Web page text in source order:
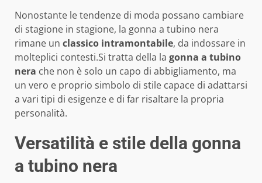
Nonostante le tendenze di moda possano cambiare
di stagione in stagione, la gonna a tubino nera
rimane un classico intramontabile, da indossare in
molteplici contesti.Si tratta della la gonna a tubino
nera che non è solo un capo di abbigliamento, ma
un vero e proprio simbolo di stile capace di adattarsi
a vari tipi di esigenze e di far risaltare la propria
personalità.
Versatilità e stile della gonna
a tubino nera